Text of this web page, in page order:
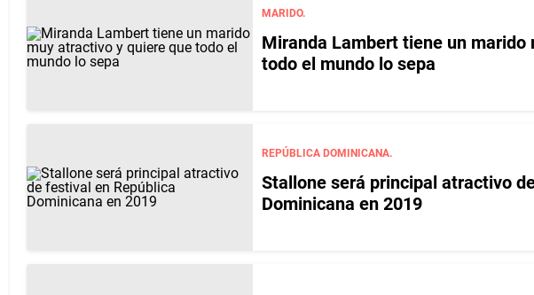
MARIDO.
Miranda Lambert tiene un
todo el mundo lo sepa
REPÚBLICA DOMINICANA.
Stallone será principal atractivo
Dominicana en 2019